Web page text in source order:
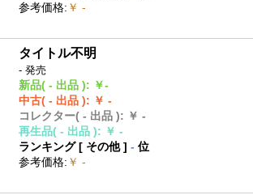
参考価格: ￥ -
タイトル不明
- 発売
新品( - 出品 ): ￥-
中古( - 出品 ): ￥ -
コレクター( - 出品 ): ￥ -
再生品( - 出品 ): ￥ -
ランキング [ その他]- 位
参考価格: ￥ -